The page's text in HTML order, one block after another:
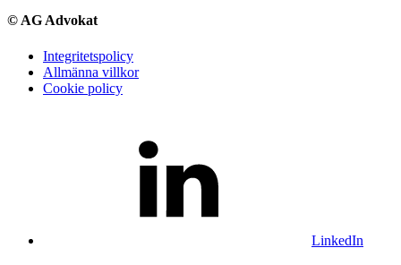
© AG Advokat
Integritetspolicy
Allmänna villkor
Cookie policy
LinkedIn